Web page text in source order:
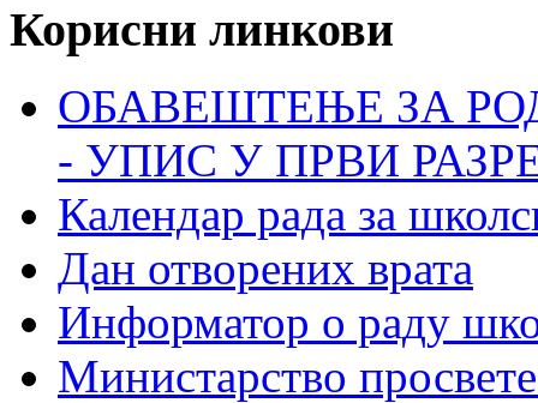
Корисни линкови
ОБАВЕШТЕЊЕ ЗА
- УПИС У ПРВИ
Календар рада за
Дан отворених врата
Информатор о раду
Министарство